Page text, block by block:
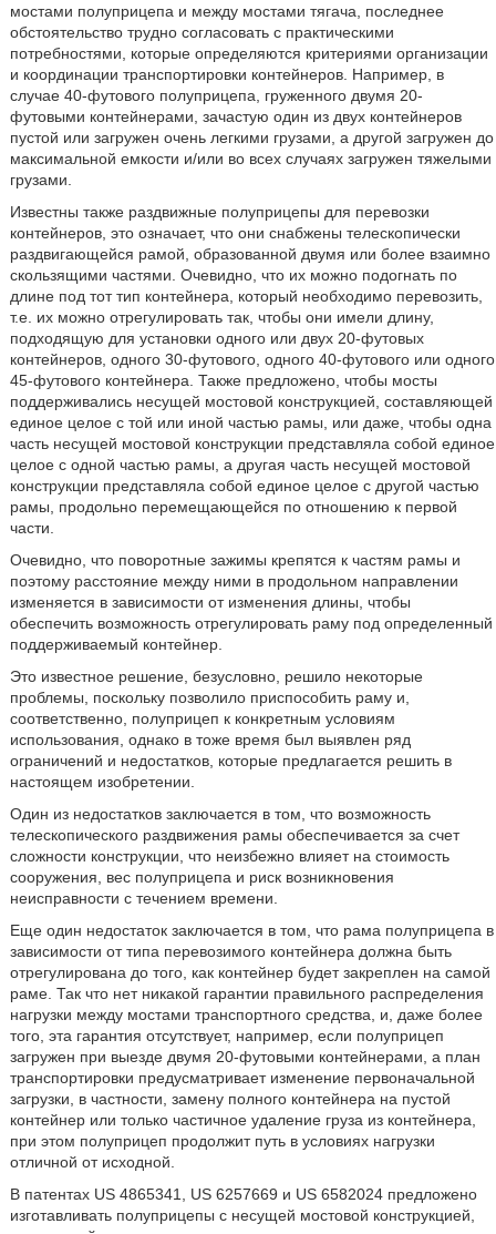
мостами полуприцепа и между мостами тягача, последнее
обстоятельство трудно согласовать с практическими
потребностями, которые определяются критериями организации
и координации транспортировки контейнеров. Например, в
случае 40-футового полуприцепа, груженного двумя 20-
футовыми контейнерами, зачастую один из двух контейнеров
пустой или загружен очень легкими грузами, а другой загружен до
максимальной емкости и/или во всех случаях загружен тяжелыми
грузами.
Известны также раздвижные полуприцепы для перевозки
контейнеров, это означает, что они снабжены телескопически
раздвигающейся рамой, образованной двумя или более взаимно
скользящими частями. Очевидно, что их можно подогнать по
длине под тот тип контейнера, который необходимо перевозить,
т.е. их можно отрегулировать так, чтобы они имели длину,
подходящую для установки одного или двух 20-футовых
контейнеров, одного 30-футового, одного 40-футового или одного
45-футового контейнера. Также предложено, чтобы мосты
поддерживались несущей мостовой конструкцией, составляющей
единое целое с той или иной частью рамы, или даже, чтобы одна
часть несущей мостовой конструкции представляла собой единое
целое с одной частью рамы, а другая часть несущей мостовой
конструкции представляла собой единое целое с другой частью
рамы, продольно перемещающейся по отношению к первой
части.
Очевидно, что поворотные зажимы крепятся к частям рамы и
поэтому расстояние между ними в продольном направлении
изменяется в зависимости от изменения длины, чтобы
обеспечить возможность отрегулировать раму под определенный
поддерживаемый контейнер.
Это известное решение, безусловно, решило некоторые
проблемы, поскольку позволило приспособить раму и,
соответственно, полуприцеп к конкретным условиям
использования, однако в тоже время был выявлен ряд
ограничений и недостатков, которые предлагается решить в
настоящем изобретении.
Один из недостатков заключается в том, что возможность
телескопического раздвижения рамы обеспечивается за счет
сложности конструкции, что неизбежно влияет на стоимость
сооружения, вес полуприцепа и риск возникновения
неисправности с течением времени.
Еще один недостаток заключается в том, что рама полуприцепа в
зависимости от типа перевозимого контейнера должна быть
отрегулирована до того, как контейнер будет закреплен на самой
раме. Так что нет никакой гарантии правильного распределения
нагрузки между мостами транспортного средства, и, даже более
того, эта гарантия отсутствует, например, если полуприцеп
загружен при выезде двумя 20-футовыми контейнерами, а план
транспортировки предусматривает изменение первоначальной
загрузки, в частности, замену полного контейнера на пустой
контейнер или только частичное удаление груза из контейнера,
при этом полуприцеп продолжит путь в условиях нагрузки
отличной от исходной.
В патентах US 4865341, US 6257669 и US 6582024 предложено
изготавливать полуприцепы с несущей мостовой конструкцией,